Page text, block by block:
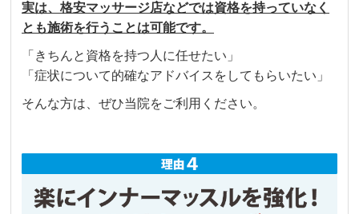
実は、格安マッサージ店などでは資格を持っていなく
とも施術を行うことは可能です。
「きちんと資格を持つ人に任せたい」
「症状について的確なアドバイスをしてもらいたい」
そんな方は、ぜひ当院をご利用ください。